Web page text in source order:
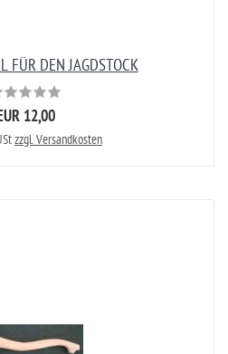
FÜR DEN JAGDSTOCK
12,00
zzgl. Versandkosten